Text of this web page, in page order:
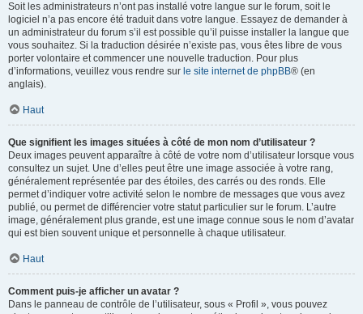
Soit les administrateurs n’ont pas installé votre langue sur le forum, soit le
logiciel n’a pas encore été traduit dans votre langue. Essayez de demander à
un administrateur du forum s’il est possible qu’il puisse installer la langue que
vous souhaitez. Si la traduction désirée n’existe pas, vous êtes libre de vous
porter volontaire et commencer une nouvelle traduction. Pour plus
d’informations, veuillez vous rendre sur le site internet de phpBB® (en
anglais).
Haut
Que signifient les images situées à côté de mon nom d’utilisateur ?
Deux images peuvent apparaître à côté de votre nom d’utilisateur lorsque vous
consultez un sujet. Une d’elles peut être une image associée à votre rang,
généralement représentée par des étoiles, des carrés ou des ronds. Elle
permet d’indiquer votre activité selon le nombre de messages que vous avez
publié, ou permet de différencier votre statut particulier sur le forum. L’autre
image, généralement plus grande, est une image connue sous le nom d’avatar
qui est bien souvent unique et personnelle à chaque utilisateur.
Haut
Comment puis-je afficher un avatar ?
Dans le panneau de contrôle de l’utilisateur, sous « Profil », vous pouvez